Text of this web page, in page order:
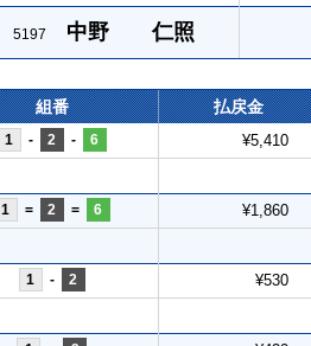
5197 中野 仁照
組番 払戻金
1 - 2 - 6 ¥5,410
1 = 2 = 6 ¥1,860
1 - 2 ¥530